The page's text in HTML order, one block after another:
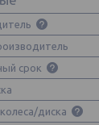
срок
диска